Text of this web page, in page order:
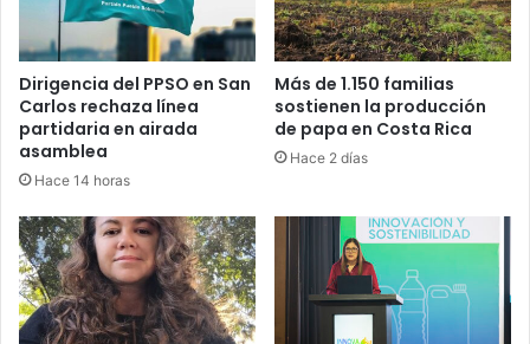
Dirigencia del PPSO en San
Carlos rechaza línea
partidaria en airada
asamblea
Hace 14 horas
Más de 1.150 familias
sostienen la producción
de papa en Costa Rica
Hace 2 días